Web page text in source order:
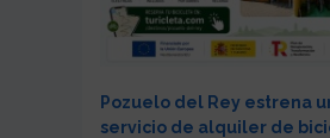
Pozuelo del Rey estrena
servicio de alquiler de